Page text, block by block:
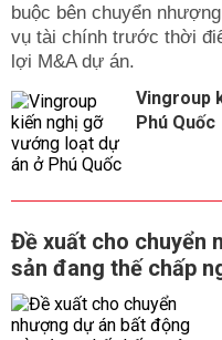
buộc bên chuyển
vụ tài chính trước thời
lợi M&A dự án.
Vingroup
Phú Quốc
Đề xuất cho chuyển
sản đang thế chấp